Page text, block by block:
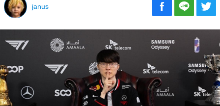
janus